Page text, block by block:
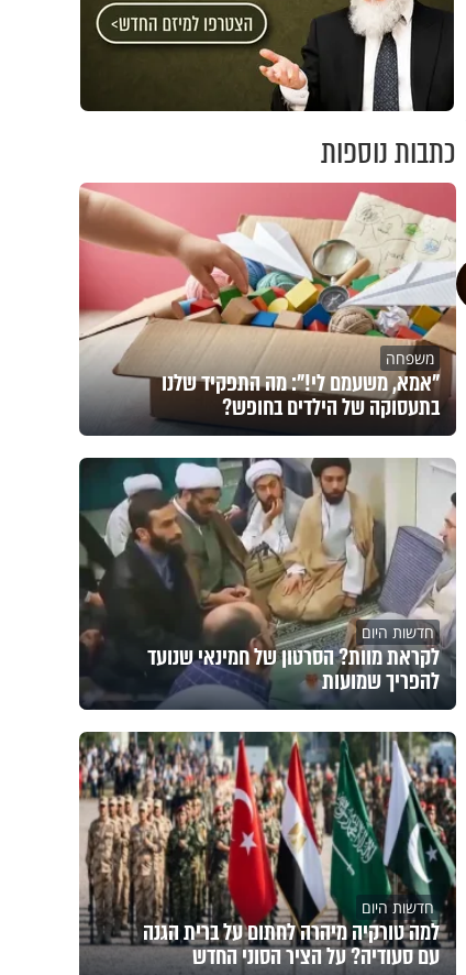
כתבות נוספות
משפחה
"אמא, משעמם לי!": מה התפקיד שלנו
בתעסוקה של הילדים בחופש?
חדשות היום
לקראת מוות? הסרטון של חמינאי שנועד
להפריך שמועות
חדשות היום
למה טורקיה מיהרה לחתום על ברית הגנה
עם סעודיה? על הציר הסוני החדש